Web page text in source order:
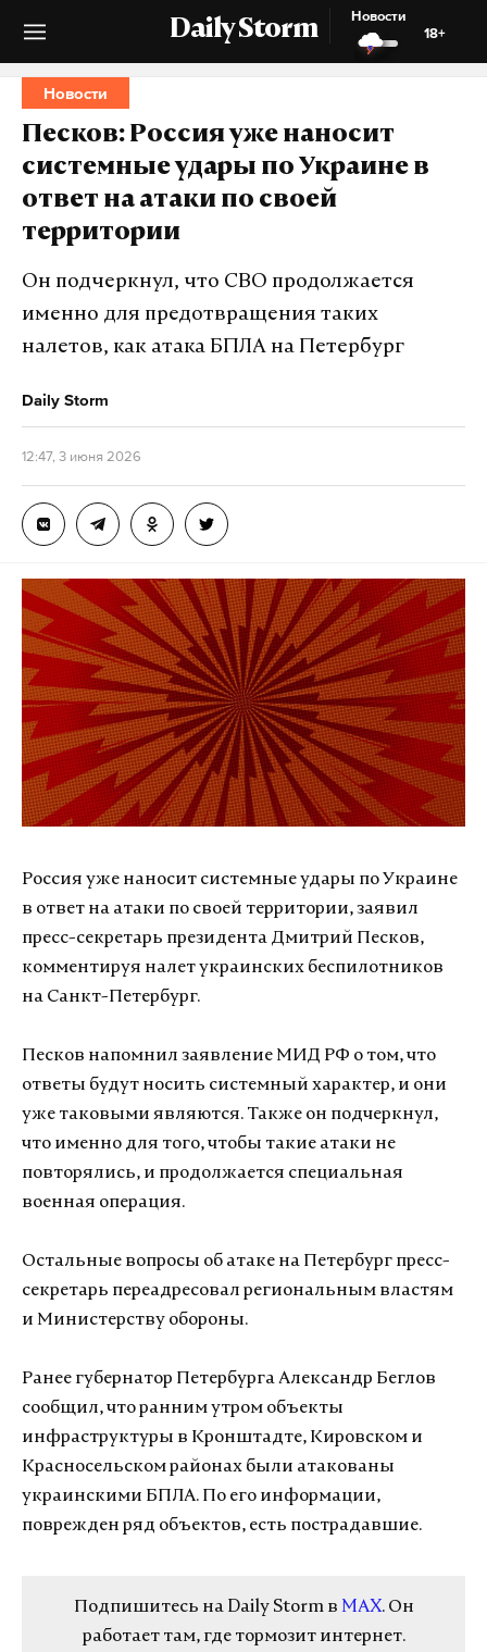
Daily Storm
Новости
18+
Новости
Песков: Россия уже наносит
системные удары по Украине в
ответ на атаки по своей
территории
Он подчеркнул, что СВО продолжается
именно для предотвращения таких
налетов, как атака БПЛА на Петербург
Daily Storm
12:47, 3 июня 2026
Россия уже наносит системные удары по Украине
в ответ на атаки по своей территории, заявил
пресс-секретарь президента Дмитрий Песков,
комментируя налет украинских беспилотников
на Санкт-Петербург.
Песков напомнил заявление МИД РФ о том, что
ответы будут носить системный характер, и они
уже таковыми являются. Также он подчеркнул,
что именно для того, чтобы такие атаки не
повторялись, и продолжается специальная
военная операция.
Остальные вопросы об атаке на Петербург пресс-
секретарь переадресовал региональным властям
и Министерству обороны.
Ранее губернатор Петербурга Александр Беглов
сообщил, что ранним утром объекты
инфраструктуры в Кронштадте, Кировском и
Красносельском районах были атакованы
украинскими БПЛА. По его информации,
поврежден ряд объектов, есть пострадавшие.
Подпишитесь на Daily Storm в MAX. Он
работает там, где тормозит интернет.